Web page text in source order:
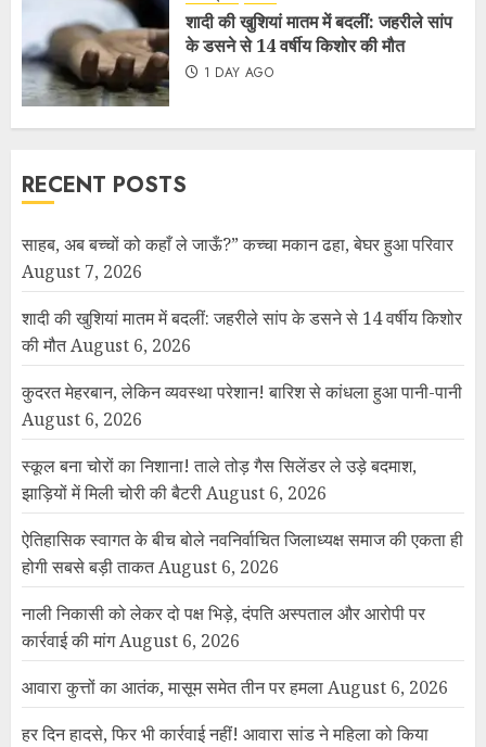
शादी की खुशियां मातम में बदलीं: जहरीले सांप
के डसने से 14 वर्षीय किशोर की मौत
1 DAY AGO
RECENT POSTS
साहब, अब बच्चों को कहाँ ले जाऊँ?” कच्चा मकान ढहा, बेघर हुआ परिवार
August 7, 2026
शादी की खुशियां मातम में बदलीं: जहरीले सांप के डसने से 14 वर्षीय किशोर
की मौतAugust 6, 2026
कुदरत मेहरबान, लेकिन व्यवस्था परेशान! बारिश से कांधला हुआ पानी-पानी
August 6, 2026
स्कूल बना चोरों का निशाना! ताले तोड़ गैस सिलेंडर ले उड़े बदमाश,
झाड़ियों में मिली चोरी की बैटरीAugust 6, 2026
ऐतिहासिक स्वागत के बीच बोले नवनिर्वाचित जिलाध्यक्ष समाज की एकता ही
होगी सबसे बड़ी ताकतAugust 6, 2026
नाली निकासी को लेकर दो पक्ष भिड़े, दंपति अस्पताल और आरोपी पर
कार्रवाई की मांगAugust 6, 2026
आवारा कुत्तों का आतंक, मासूम समेत तीन पर हमलाAugust 6, 2026
हर दिन हादसे, फिर भी कार्रवाई नहीं! आवारा सांड ने महिला को किया